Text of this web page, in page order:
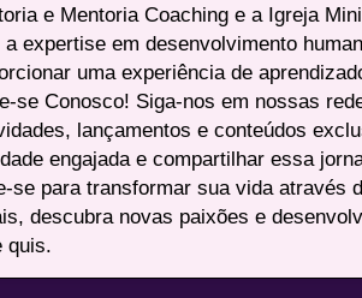
e Mentoria Coaching e a Igreja
a expertise em desenvolvimento
uma experiência de
se Conosco! Siga-nos em nossas
lançamentos e conteúdos
engajada e compartilhar essa
se para transformar sua vida através
descubra novas paixões e
quis.